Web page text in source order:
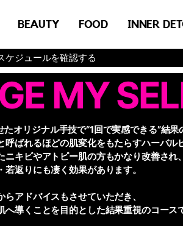
BEAUTY FOOD INNER
ケジュールを確認する
MY
たオリジナル手技で“1回で実感できる”結
呼ばれるほどの肌変化をもたらすハーバル
ニキビやアトピー肌の方もかなり改善され
若返りにも凄く効果があります。
らアドバイスもさせていただき、
へ導くことを目的とした結果重視のコース